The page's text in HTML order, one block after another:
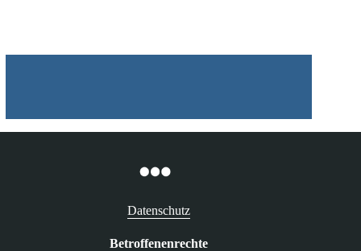
Datenschutz
Betroffenenrechte